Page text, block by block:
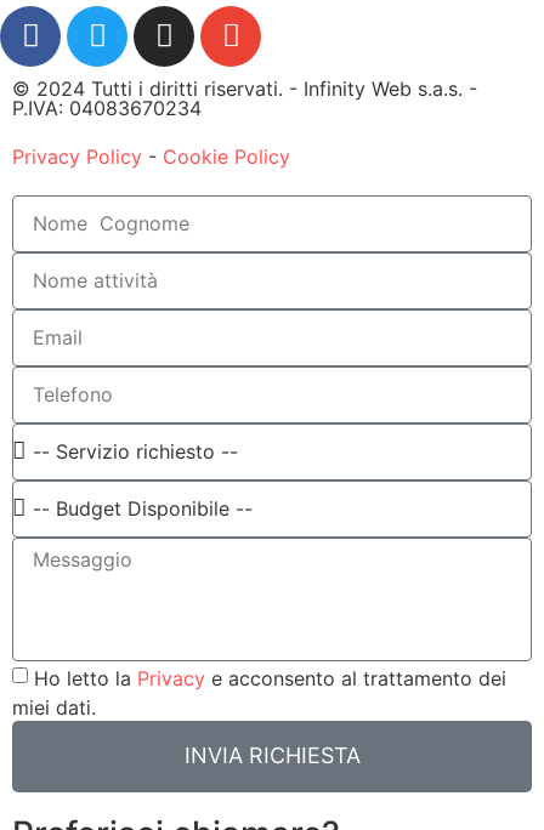
© 2024 Tutti i diritti riservati. - Infinity Web s.a.s. -
P.IVA: 04083670234
Privacy Policy - Cookie Policy
Ho letto la Privacy e acconsento al trattamento dei
miei dati.
INVIA RICHIESTA